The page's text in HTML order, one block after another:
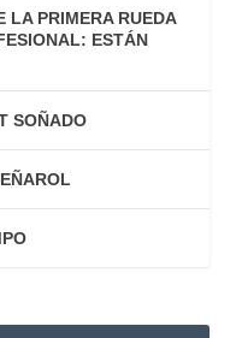
LA PRIMERA RUEDA
ESTÁN
SOÑADO